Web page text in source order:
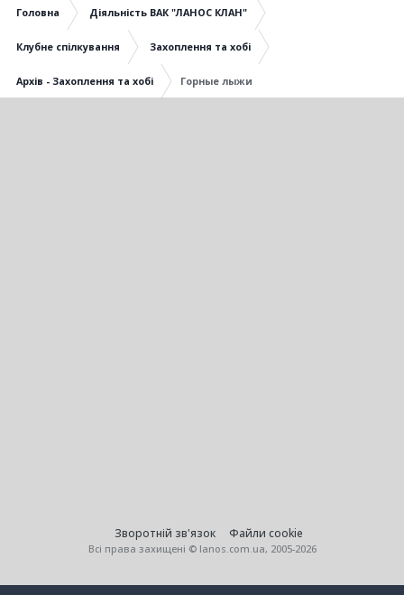
Головна Діяльність ВАК "ЛАНОС КЛАН"
Клубне спілкування Захоплення та хобі
Архів - Захоплення та хобі Горные лыжи
Зворотній зв'язок Файли cookie
Всі права захищені © lanos.com.ua, 2005-2026